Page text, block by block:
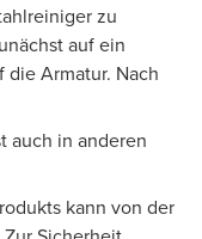
zu
auf ein
Armatur. Nach
auch in anderen
kann von der